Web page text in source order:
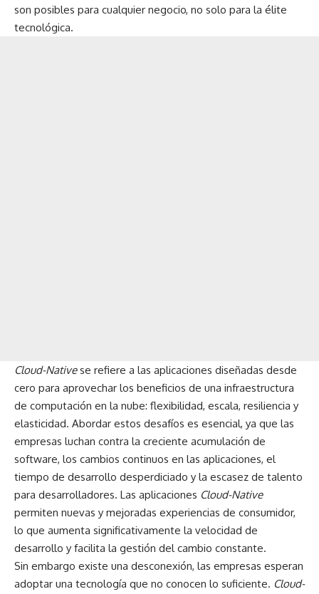
son posibles para cualquier negocio, no solo para la élite
tecnológica.
Cloud-Nativese refiere a las aplicaciones diseñadas desde
cero para aprovechar los beneficios de una infraestructura
de computación en la nube: flexibilidad, escala, resiliencia y
elasticidad. Abordar estos desafíos es esencial, ya que las
empresas luchan contra la creciente acumulación de
software, los cambios continuos en las aplicaciones, el
tiempo de desarrollo desperdiciado y la escasez de talento
para desarrolladores. Las aplicaciones Cloud-Native
permiten nuevas y mejoradas experiencias de consumidor,
lo que aumenta significativamente la velocidad de
desarrollo y facilita la gestión del cambio constante.
Sin embargo existe una desconexión, las empresas esperan
adoptar una tecnología que no conocen lo suficiente. Cloud-